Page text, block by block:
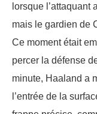
lorsque l’attaquant
mais le gardien de
Ce moment était
percer la défense
minute, Haaland a
l’entrée de la